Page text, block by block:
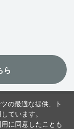
ら
の最適な提供、ト
ています。
に同意したことも